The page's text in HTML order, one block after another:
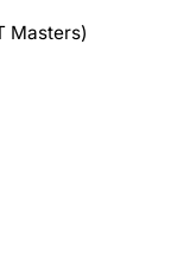
Masters)